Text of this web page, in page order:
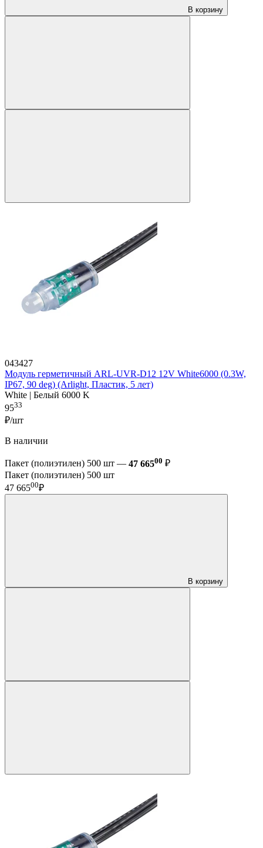
В корзину
043427
Модуль герметичный ARL-UVR-D12 12V White6000 (0.3W,
IP67, 90 deg) (Arlight, Пластик, 5 лет)
White | Белый 6000 K
9533
₽/шт
В наличии
Пакет (полиэтилен) 500 шт — 47 66500 ₽
Пакет (полиэтилен) 500 шт
47 66500₽
В корзину